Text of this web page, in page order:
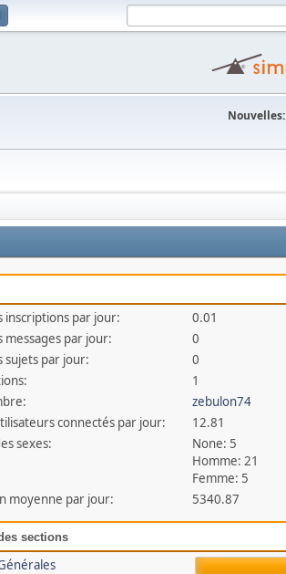
Nouvelles:
inscriptions par jour:
0.01
messages par jour:
0
sujets par jour:
0
1
zebulon74
connectés par jour:
12.81
sexes:
None: 5
Homme: 21
Femme: 5
moyenne par jour:
5340.87
sections